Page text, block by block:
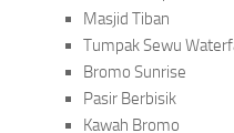
Masjid Tiban
Tumpak Sewu
Bromo Sunrise
Pasir Berbisik
Kawah Bromo